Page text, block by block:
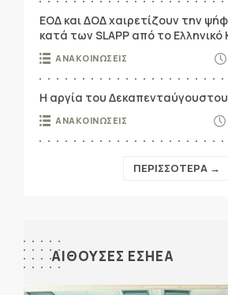
ΕΟΔ και ΔΟΔ χαιρετίζουν την
κατά των SLAPP από το Ελληνικό
ΑΝΑΚΟΙΝΩΣΕΙΣ
Η αργία του Δεκαπενταύγουστου
ΑΝΑΚΟΙΝΩΣΕΙΣ
ΠΕΡΙΣΣΟΤΕΡΑ →
ΑΙΘΟΥΣΕΣ ΕΣΗΕΑ